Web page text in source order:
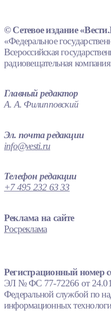
© Сетевое издание
«Федеральное
Всероссийская
радиовещательная
Главный редактор
А. А. Филипповский
Эл. почта редакции
info@vesti.ru
Телефон редакции
+7 495 232 63 33
Реклама на сайте
Росреклама
Регистрационный номер
ЭЛ № ФС 77-72266 от
Федеральной службой по
информационных